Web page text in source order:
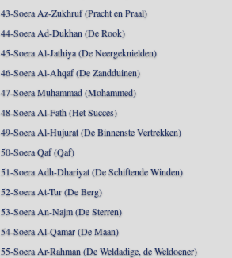
43-Soera Az-Zukhruf (Pracht en Praal)
44-Soera Ad-Dukhan (De Rook)
45-Soera Al-Jathiya (De Neergeknielden)
46-Soera Al-Ahqaf (De Zandduinen)
47-Soera Muhammad (Mohammed)
48-Soera Al-Fath (Het Succes)
49-Soera Al-Hujurat (De Binnenste Vertrekken)
50-Soera Qaf (Qaf)
51-Soera Adh-Dhariyat (De Schiftende Winden)
52-Soera At-Tur (De Berg)
53-Soera An-Najm (De Sterren)
54-Soera Al-Qamar (De Maan)
55-Soera Ar-Rahman (De Weldadige, de Weldoener)